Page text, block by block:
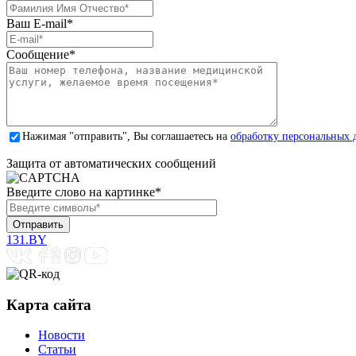
Ваш E-mail*
Сообщение*
Нажимая "отправить", Вы соглашаетесь на обработку персональных
Защита от автоматических сообщений
Введите слово на картинке*
131.BY
Карта сайта
Новости
Статьи